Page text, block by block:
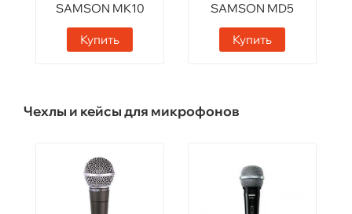
SAMSON MK10
Купить
SAMSON MD5
Купить
Чехлы и кейсы для микрофонов